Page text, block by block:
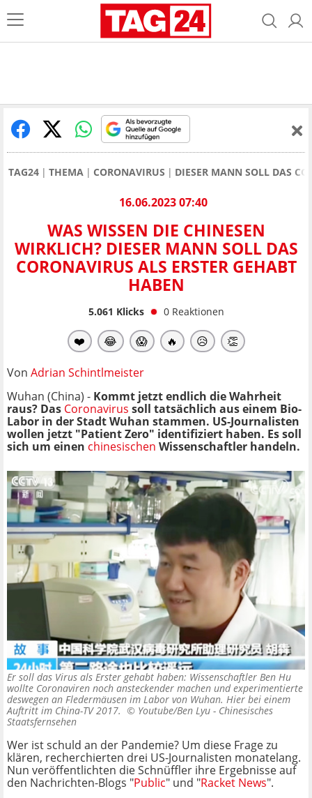
TAG24 THEMA CORONAVIRUS DIESER MANN SOLL DAS
16.06.2023 07:40
WAS WISSEN DIE CHINESEN
WIRKLICH? DIESER MANN SOLL DAS
CORONAVIRUS ALS ERSTER GEHABT
HABEN
5.061 Klicks 0 Reaktionen
❤️ 😂 😱 🔥 😥 👏
Von Adrian Schintlmeister
Wuhan (China) - Kommt jetzt endlich die Wahrheit
raus? Das Coronavirus soll tatsächlich aus einem Bio-
Labor in der Stadt Wuhan stammen. US-Journalisten
wollen jetzt "Patient Zero" identifiziert haben. Es soll
sich um einen chinesischen Wissenschaftler handeln.
Er soll das Virus als Erster gehabt haben: Wissenschaftler Ben Hu
wollte Coronaviren noch ansteckender machen und experimentierte
deswegen an Fledermäusen im Labor von Wuhan. Hier bei einem
Auftritt im China-TV 2017. © Youtube/Ben Lyu - Chinesisches
Staatsfernsehen
Wer ist schuld an der Pandemie? Um diese Frage zu
klären, recherchierten drei US-Journalisten monatelang.
Nun veröffentlichten die Schnüffler ihre Ergebnisse auf
den Nachrichten-Blogs "Public" und "Racket News".